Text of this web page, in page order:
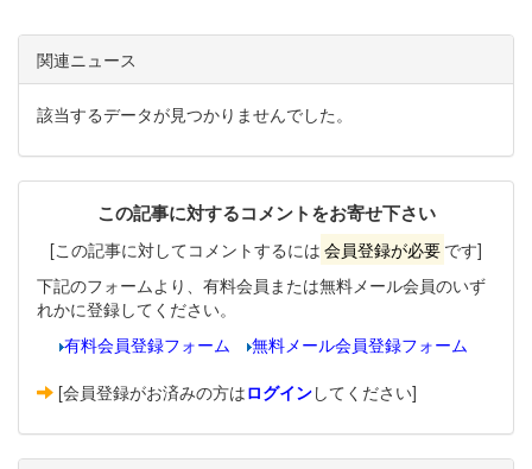
関連ニュース
該当するデータが見つかりませんでした。
この記事に対するコメントをお寄せ下さい
[この記事に対してコメントするには 会員登録が必要 です]
下記のフォームより、有料会員または無料メール会員のいず
れかに登録してください。
有料会員登録フォーム
無料メール会員登録フォーム
[会員登録がお済みの方はログインしてください]